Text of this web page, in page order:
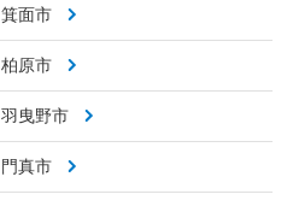
箕面市
柏原市
羽曳野市
門真市